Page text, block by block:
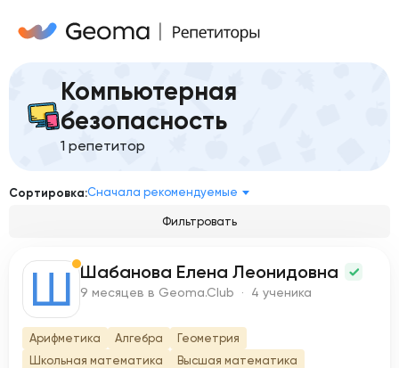
Компьютерная
безопасность
1 репетитор
Сортировка:Сначала рекомендуемые
Фильтровать
Ш Шабанова Елена Леонидовна
9 месяцев в Geoma.Club · 4 ученика
Арифметика Алгебра
Геометрия
Школьная математика
Высшая математика